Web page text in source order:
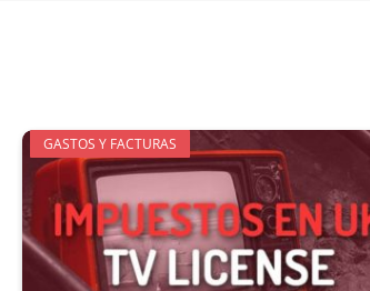
GASTOS Y FACTURAS